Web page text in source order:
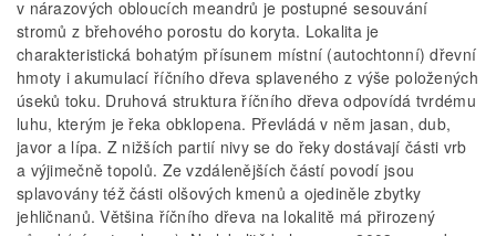
v nárazových obloucích meandrů je postupné sesouvání
stromů z břehového porostu do koryta. Lokalita je
charakteristická bohatým přísunem místní (autochtonní) dřevní
hmoty i akumulací říčního dřeva splaveného z výše položených
úseků toku. Druhová struktura říčního dřeva odpovídá tvrdému
luhu, kterým je řeka obklopena. Převládá v něm jasan, dub,
javor a lípa. Z nižších partií nivy se do řeky dostávají části vrb
a výjimečně topolů. Ze vzdálenějších částí povodí jsou
splavovány též části olšových kmenů a ojediněle zbytky
jehličnanů. Většina říčního dřeva na lokalitě má přirozený